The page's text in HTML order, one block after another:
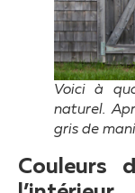
Voici à
naturel.
gris de
Couleurs